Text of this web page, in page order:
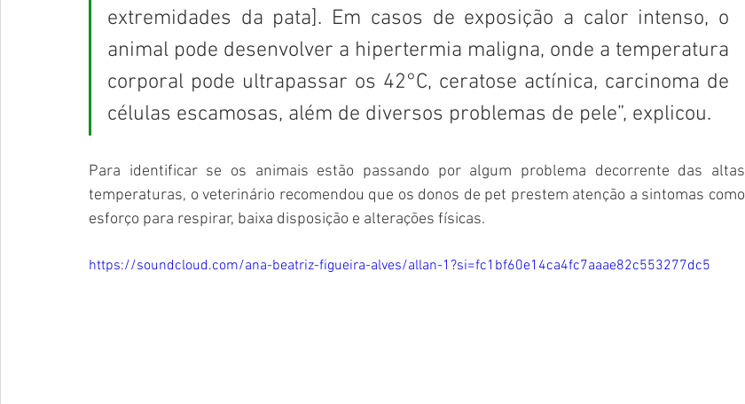
extremidades da pata]. Em casos de exposição a calor intenso, o
animal pode desenvolver a hipertermia maligna, onde a temperatura
corporal pode ultrapassar os 42°C, ceratose actínica, carcinoma de
células escamosas, além de diversos problemas de pele”, explicou.
Para identificar se os animais estão passando por algum problema decorrente das altas
temperaturas, o veterinário recomendou que os donos de pet prestem atenção a sintomas como
esforço para respirar, baixa disposição e alterações físicas.
https://soundcloud.com/ana-beatriz-figueira-alves/allan-1?si=fc1bf60e14ca4fc7aaae82c553277dc5